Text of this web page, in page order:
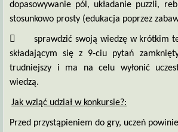
dopasowywanie pól, układanie puzzli,
stosunkowo prosty (edukacja poprzez
 sprawdzić swoją wiedzę w krótkim
składającym się z 9-ciu pytań
trudniejszy i ma na celu wyłonić
wiedzą.
Jak wziąć udział w konkursie?:
Przed przystąpieniem do gry, uczeń